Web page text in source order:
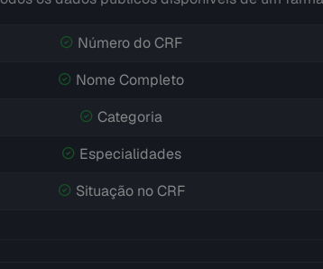
Número do CRF
Nome Completo
Categoria
Especialidades
Situação no CRF